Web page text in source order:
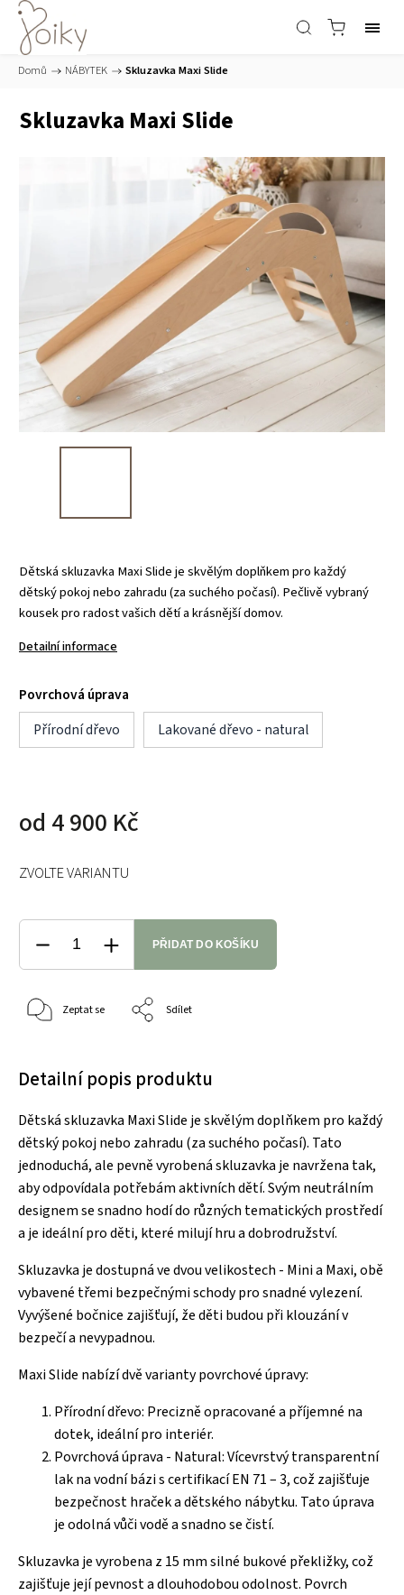
Domů / NÁBYTEK / Skluzavka Maxi Slide
Skluzavka Maxi Slide
Dětská skluzavka Maxi Slide je skvělým doplňkem pro každý
dětský pokoj nebo zahradu (za suchého počasí). Pečlivě vybraný
kousek pro radost vašich dětí a krásnější domov.
Detailní informace
Povrchová úprava
Přírodní dřevo
Lakované dřevo - natural
od 4 900 Kč
ZVOLTE VARIANTU
PŘIDAT DO KOŠÍKU
Zeptat se Sdílet
Detailní popis produktu
Dětská skluzavka Maxi Slide je skvělým doplňkem pro každý
dětský pokoj nebo zahradu (za suchého počasí). Tato
jednoduchá, ale pevně vyrobená skluzavka je navržena tak,
aby odpovídala potřebám aktivních dětí. Svým neutrálním
designem se snadno hodí do různých tematických prostředí
a je ideální pro děti, které milují hru a dobrodružství.
Skluzavka je dostupná ve dvou velikostech - Mini a Maxi, obě
vybavené třemi bezpečnými schody pro snadné vylezení.
Vyvýšené bočnice zajišťují, že děti budou při klouzání v
bezpečí a nevypadnou.
Maxi Slide nabízí dvě varianty povrchové úpravy:
Přírodní dřevo: Precizně opracované a příjemné na
dotek, ideální pro interiér.
Povrchová úprava - Natural: Vícevrstvý transparentní
lak na vodní bázi s certifikací EN 71 – 3, což zajišťuje
bezpečnost hraček a dětského nábytku. Tato úprava
je odolná vůči vodě a snadno se čistí.
Skluzavka je vyrobena z 15 mm silné bukové překližky, což
zajišťuje její pevnost a dlouhodobou odolnost. Povrch